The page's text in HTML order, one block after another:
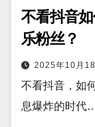
不看抖音
乐粉丝？
2025年10月18
不看抖音，如
息爆炸的时代